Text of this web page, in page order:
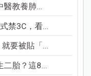
醫教養肺...
禁3C，看...
要被貼「...
二胎？這8...